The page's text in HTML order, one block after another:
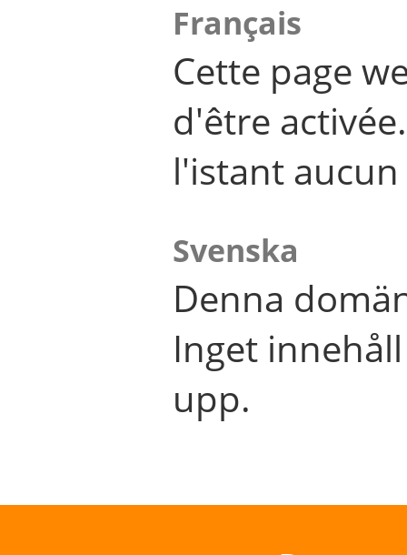
Français
Cette page
d'être
l'istant
Svenska
Denna
Inget
upp.